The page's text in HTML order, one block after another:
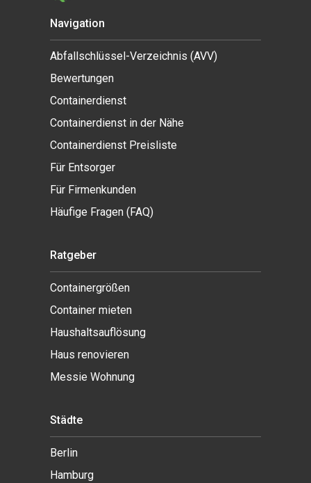
Navigation
Abfallschlüssel-Verzeichnis (AVV)
Bewertungen
Containerdienst
Containerdienst in der Nähe
Containerdienst Preisliste
Für Entsorger
Für Firmenkunden
Häufige Fragen (FAQ)
Ratgeber
Containergrößen
Container mieten
Haushaltsauflösung
Haus renovieren
Messie Wohnung
Städte
Berlin
Hamburg